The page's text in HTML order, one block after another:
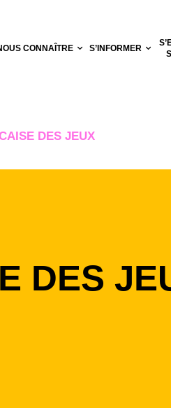
CONNAÎTRE S’INFORMER
DES JEUX
DES